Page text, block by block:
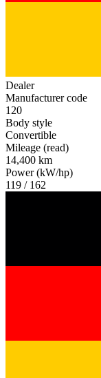
Dealer
Manufacturer code
120
Body style
Convertible
Mileage (read)
14,400 km
Power (kW/hp)
119 / 162